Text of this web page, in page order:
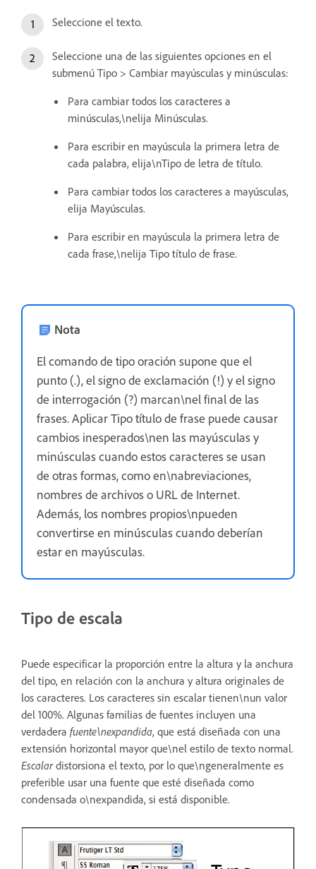
Seleccione el texto.
Seleccione una de las siguientes opciones en el
submenú Tipo > Cambiar mayúsculas y minúsculas:
Para cambiar todos los caracteres a
minúsculas,\nelija Minúsculas.
Para escribir en mayúscula la primera letra de
cada palabra, elija\nTipo de letra de título.
Para cambiar todos los caracteres a mayúsculas,
elija Mayúsculas.
Para escribir en mayúscula la primera letra de
cada frase,\nelija Tipo título de frase.
Nota
El comando de tipo oración supone que el
punto (.), el signo de exclamación (!) y el signo
de interrogación (?) marcan\nel final de las
frases. Aplicar Tipo título de frase puede causar
cambios inesperados\nen las mayúsculas y
minúsculas cuando estos caracteres se usan
de otras formas, como en\nabreviaciones,
nombres de archivos o URL de Internet.
Además, los nombres propios\npueden
convertirse en minúsculas cuando deberían
estar en mayúsculas.
Tipo de escala
Puede especificar la proporción entre la altura y la anchura
del tipo, en relación con la anchura y altura originales de
los caracteres. Los caracteres sin escalar tienen\nun valor
del 100%. Algunas familias de fuentes incluyen una
verdadera fuente\nexpandida, que está diseñada con una
extensión horizontal mayor que\nel estilo de texto normal.
Escalardistorsiona el texto, por lo que\ngeneralmente es
preferible usar una fuente que esté diseñada como
condensada o\nexpandida, si está disponible.